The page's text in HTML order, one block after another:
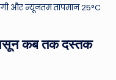
और न्यूनतम तापमान 25°C
कब तक दस्तक